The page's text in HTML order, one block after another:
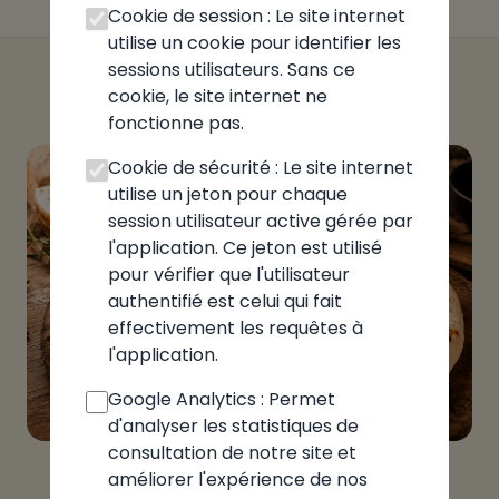
Cookie de session : Le site internet
utilise un cookie pour identifier les
sessions utilisateurs. Sans ce
cookie, le site internet ne
fonctionne pas.
Cookie de sécurité : Le site internet
utilise un jeton pour chaque
session utilisateur active gérée par
l'application. Ce jeton est utilisé
pour vérifier que l'utilisateur
authentifié est celui qui fait
effectivement les requêtes à
l'application.
Google Analytics : Permet
d'analyser les statistiques de
consultation de notre site et
améliorer l'expérience de nos